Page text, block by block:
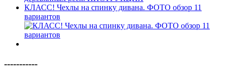
КЛАСС! Чехлы на спинку дивана. ФОТО обзор 11
вариантов
-----------